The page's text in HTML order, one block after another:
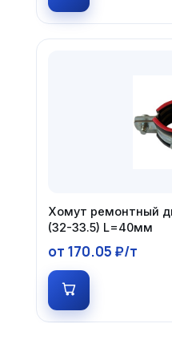
Хомут ремонтный
(32-33.5) L=40мм
от 170.05 ₽/т